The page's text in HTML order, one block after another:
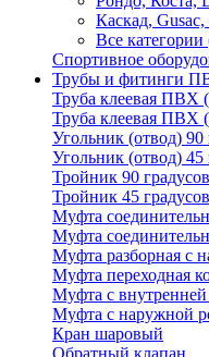
Каскад,
Все категории
Спортивное
Трубы и фитинги
Труба клеевая ПВХ
Труба клеевая ПВХ
Угольник (отвод) 90
Угольник (отвод) 45
Тройник 90 градусов
Тройник 45 градусов
Муфта
Муфта
Муфта разборная с
Муфта переходная
Муфта с внутренней
Муфта с наружной
Кран шаровый
Обратный клапан